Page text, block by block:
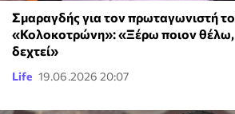
Σμαραγδής για τον πρωταγωνιστή
«Κολοκοτρώνη»: «Ξέρω ποιον θέλω,
δεχτεί»
Life 19.06.2026 20:07